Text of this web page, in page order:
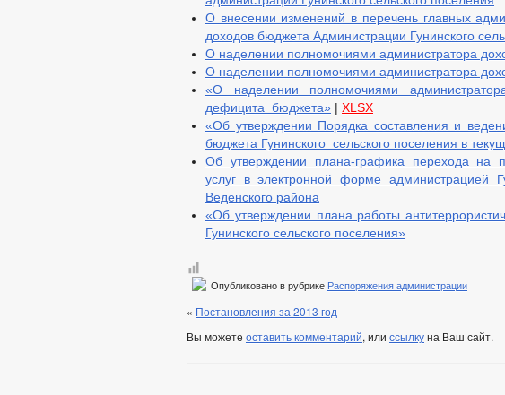
О внесении изменений в перечень главных
доходов бюджета Администрации Гунинского
О наделении полномочиями администратора
О наделении полномочиями администратора
«О наделении полномочиями
дефицита бюджета» | XLSX
«Об утверждении Порядка составления и
бюджета Гунинского сельского поселения в
Об утверждении плана-графика перехода на
услуг в электронной форме администрацией
Веденского района
«Об утверждении плана работы
Гунинского сельского поселения»
Опубликовано в рубрике Распоряжения администрации
« Постановления за 2013 год
Вы можете оставить комментарий, или ссылкуна Ваш сайт.